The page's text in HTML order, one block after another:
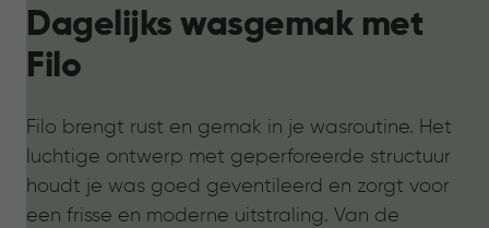
Dagelijks wasgemak met
Filo
Filo brengt rust en gemak in je wasroutine. Het
luchtige ontwerp met geperforeerde structuur
houdt je was goed geventileerd en zorgt voor
een frisse en moderne uitstraling. Van de